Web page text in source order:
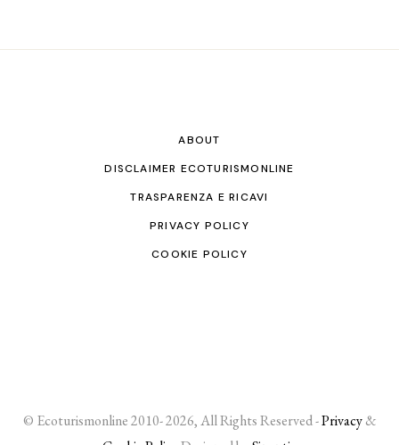
ABOUT
DISCLAIMER ECOTURISMONLINE
TRASPARENZA E RICAVI
PRIVACY POLICY
COOKIE POLICY
© Ecoturismonline 2010- 2026, All Rights Reserved -Privacy&